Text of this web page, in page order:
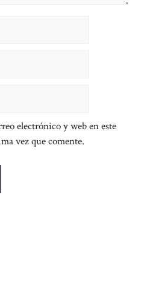
electrónico y web en este
vez que comente.